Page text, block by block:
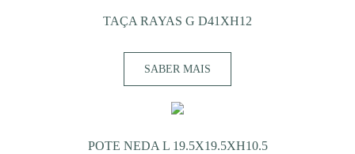
TAÇA RAYAS G D41XH12
SABER MAIS
POTE NEDA L 19.5X19.5XH10.5